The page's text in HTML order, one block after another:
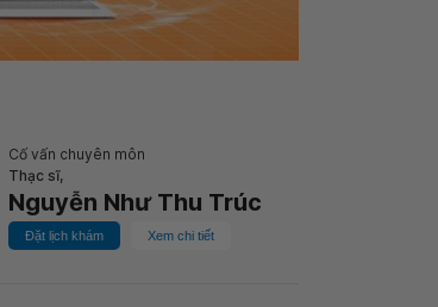
Cố vấn chuyên môn
Thạc sĩ,
Nguyễn Như Thu Trúc
Đặt lịch khám Xem chi tiết